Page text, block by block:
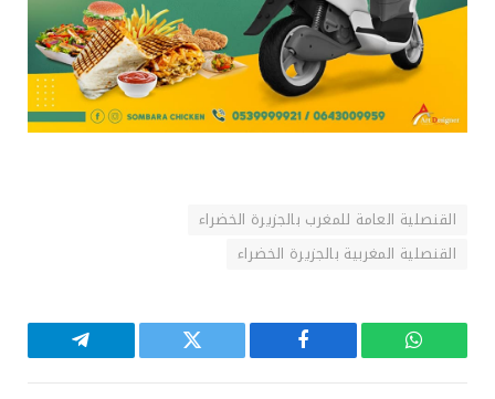
القنصلية العامة للمغرب بالجزيرة الخضراء
القنصلية المغربية بالجزيرة الخضراء
واتساب فيسبوك تويتر تيلقرام